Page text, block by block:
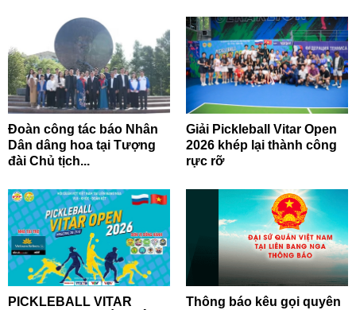
Đoàn công tác báo Nhân
Dân dâng hoa tại Tượng
đài Chủ tịch...
Giải Pickleball Vitar Open
2026 khép lại thành công
rực rỡ
PICKLEBALL VITAR
Thông báo kêu gọi quyên